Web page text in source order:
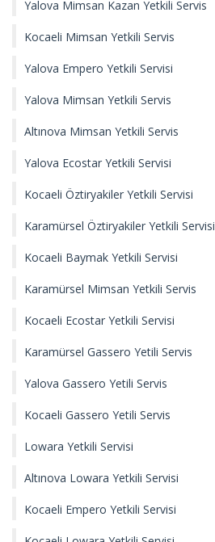
Yalova Mimsan Kazan Yetkili Servis
Kocaeli Mimsan Yetkili Servis
Yalova Empero Yetkili Servisi
Yalova Mimsan Yetkili Servis
Altınova Mimsan Yetkili Servis
Yalova Ecostar Yetkili Servisi
Kocaeli Öztiryakiler Yetkili Servisi
Karamürsel Öztiryakiler Yetkili Servisi
Kocaeli Baymak Yetkili Servisi
Karamürsel Mimsan Yetkili Servis
Kocaeli Ecostar Yetkili Servisi
Karamürsel Gassero Yetili Servis
Yalova Gassero Yetili Servis
Kocaeli Gassero Yetili Servis
Lowara Yetkili Servisi
Altınova Lowara Yetkili Servisi
Kocaeli Empero Yetkili Servisi